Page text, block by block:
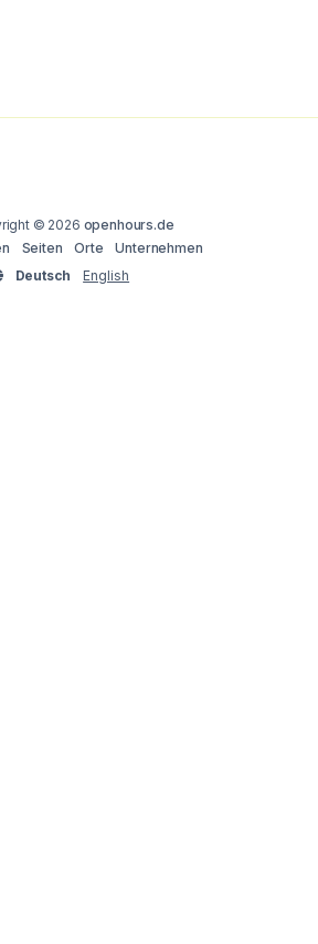
© 2026 openhours.de
Seiten Orte
Unternehmen
Deutsch
English